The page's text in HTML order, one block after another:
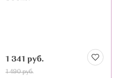
1 341 руб.
1 490 руб.